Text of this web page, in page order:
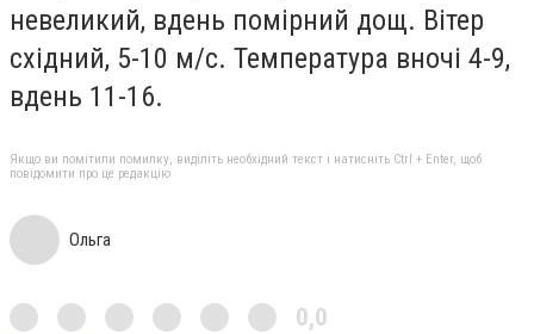
невеликий, вдень помірний дощ. Вітер
східний, 5-10 м/с. Температура вночі 4-9,
вдень 11-16.
Якщо ви помітили помилку, виділіть необхідний текст і натисніть Ctrl + Enter, щоб
повідомити про це редакцію
Ольга
0,0